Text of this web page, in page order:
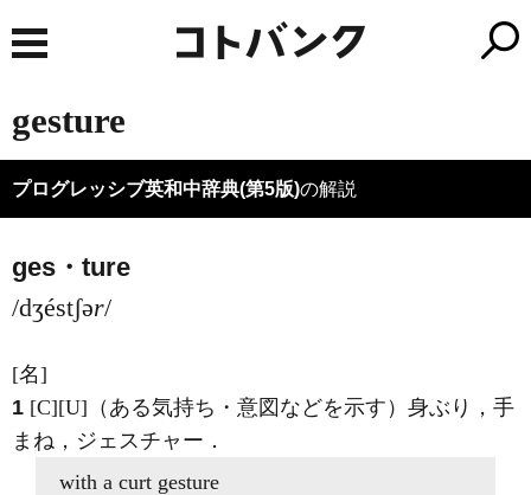
gesture
プログレッシブ英和中辞典(第5版)の解説
ges・ture
/dʒéstʃər/
[名]
1 [C][U] （ある気持ち・意図などを示す）身ぶり，手
まね，ジェスチャー ．
with a curt gesture